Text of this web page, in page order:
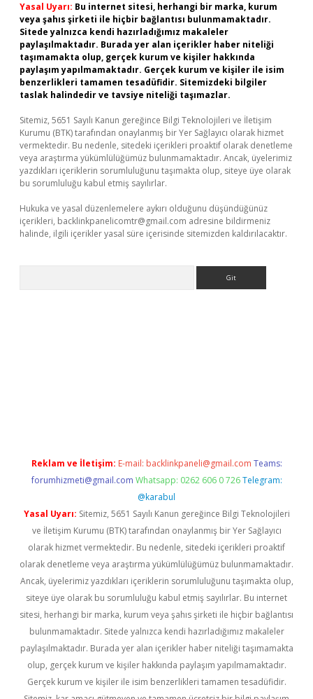
Yasal Uyarı: Bu internet sitesi, herhangi bir marka, kurum
veya şahıs şirketi ile hiçbir bağlantısı bulunmamaktadır.
Sitede yalnızca kendi hazırladığımız makaleler
paylaşılmaktadır. Burada yer alan içerikler haber niteliği
taşımamakta olup, gerçek kurum ve kişiler hakkında
paylaşım yapılmamaktadır. Gerçek kurum ve kişiler ile isim
benzerlikleri tamamen tesadüfidir. Sitemizdeki bilgiler
taslak halindedir ve tavsiye niteliği taşımazlar.
Sitemiz, 5651 Sayılı Kanun gereğince Bilgi Teknolojileri ve İletişim
Kurumu (BTK) tarafından onaylanmış bir Yer Sağlayıcı olarak hizmet
vermektedir. Bu nedenle, sitedeki içerikleri proaktif olarak denetleme
veya araştırma yükümlülüğümüz bulunmamaktadır. Ancak, üyelerimiz
yazdıkları içeriklerin sorumluluğunu taşımakta olup, siteye üye olarak
bu sorumluluğu kabul etmiş sayılırlar.
Hukuka ve yasal düzenlemelere aykırı olduğunu düşündüğünüz
içerikleri, backlinkpanelicomtr@gmail.com adresine bildirmeniz
halinde, ilgili içerikler yasal süre içerisinde sitemizden kaldırılacaktır.
Reklam ve İletişim: E-mail: backlinkpaneli@gmail.com Teams:
forumhizmeti@gmail.com Whatsapp: 0262 606 0 726 Telegram:
@karabul
Yasal Uyarı: Sitemiz, 5651 Sayılı Kanun gereğince Bilgi Teknolojileri
ve İletişim Kurumu (BTK) tarafından onaylanmış bir Yer Sağlayıcı
olarak hizmet vermektedir. Bu nedenle, sitedeki içerikleri proaktif
olarak denetleme veya araştırma yükümlülüğümüz bulunmamaktadır.
Ancak, üyelerimiz yazdıkları içeriklerin sorumluluğunu taşımakta olup,
siteye üye olarak bu sorumluluğu kabul etmiş sayılırlar. Bu internet
sitesi, herhangi bir marka, kurum veya şahıs şirketi ile hiçbir bağlantısı
bulunmamaktadır. Sitede yalnızca kendi hazırladığımız makaleler
paylaşılmaktadır. Burada yer alan içerikler haber niteliği taşımamakta
olup, gerçek kurum ve kişiler hakkında paylaşım yapılmamaktadır.
Gerçek kurum ve kişiler ile isim benzerlikleri tamamen tesadüfidir.